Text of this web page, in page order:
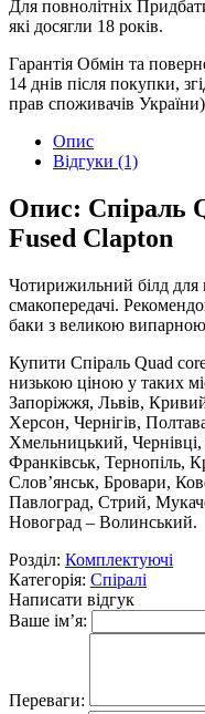
Для повнолітніх
які досягли 18 років.
Гарантія Обмін та
14 днів після покупки,
прав споживачів
Опис
Відгуки (1)
Опис: Спіраль
Fused Clapton
Чотирижильний білд для
смакопередачі.
баки з великою
Купити Спіраль Quad
низькою ціною у таких
Запоріжжя, Львів,
Херсон, Чернігів,
Хмельницький,
Франківськ, Тернопіль,
Слов’янськ, Бровари,
Павлоград, Стрий,
Новоград – Волинський.
Розділ: Комплектуючі
Категорія: Спіралі
Написати відгук
Ваше ім’я:
Переваги: